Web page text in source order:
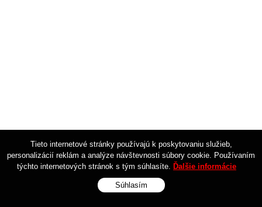
Tieto internetové stránky používajú k poskytovaniu služieb,
personalizácií reklám a analýze návštevnosti súbory cookie. Používaním
týchto internetových stránok s tým súhlasíte. Ďalšie informácie
Súhlasím